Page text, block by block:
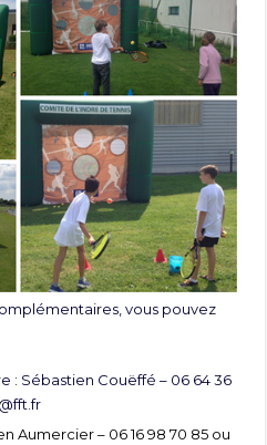
vous pouvez
: Sébastien Couëffé – 06 64 36
Aumercier – 06 16 98 70 85 ou